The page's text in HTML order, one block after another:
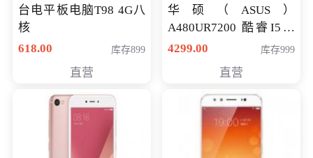
台电平板电脑T98 4G八
核
618.00
库存899
直营
华硕（ASUS）
A480UR7200 酷睿I5超
薄学生办公游戏独显笔
NV930-2G独
4299.00 库存999
直营